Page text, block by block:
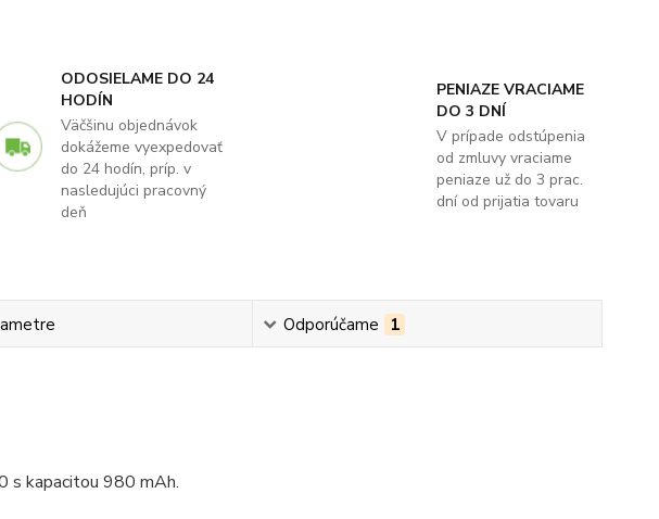
ODOSIELAME DO 24
HODÍN
Väčšinu objednávok
dokážeme vyexpedovať
do 24 hodín, príp. v
nasledujúci pracovný
deň
PENIAZE VRACIAME
DO 3 DNÍ
V prípade odstúpenia
od zmluvy vraciame
peniaze už do 3 prac.
dní od prijatia tovaru
Odporúčame 1
s kapacitou 980 mAh.